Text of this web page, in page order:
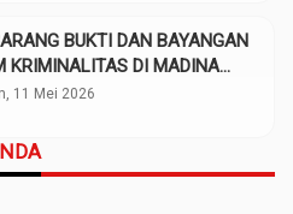
BUKTI DAN BAYANGAN
KRIMINALITAS DI MADINA
3-selesai)
11 Mei 2026